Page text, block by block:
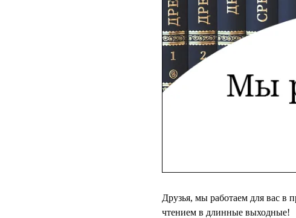
Друзья, мы работаем для вас в
чтением в длинные выходные!